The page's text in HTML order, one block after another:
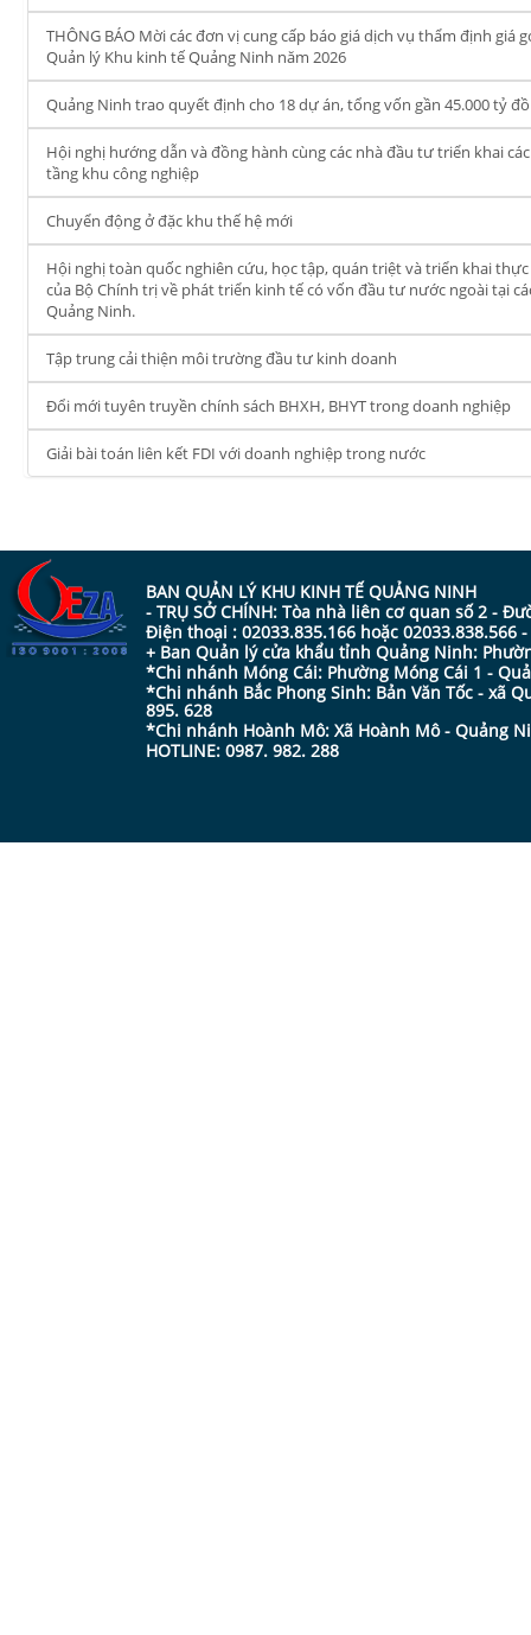
THÔNG BÁO Mời các đơn vị cung cấp báo giá dịch vụ thẩm định giá
Quản lý Khu kinh tế Quảng Ninh năm 2026
Quảng Ninh trao quyết định cho 18 dự án, tổng vốn gần 45.000 tỷ
Hội nghị hướng dẫn và đồng hành cùng các nhà đầu tư triển khai
tầng khu công nghiệp
Chuyển động ở đặc khu thế hệ mới
Hội nghị toàn quốc nghiên cứu, học tập, quán triệt và triển khai
của Bộ Chính trị về phát triển kinh tế có vốn đầu tư nước ngoài tại
Quảng Ninh.
Tập trung cải thiện môi trường đầu tư kinh doanh
Đổi mới tuyên truyền chính sách BHXH, BHYT trong doanh nghiệp
Giải bài toán liên kết FDI với doanh nghiệp trong nước
BAN QUẢN LÝ KHU KINH TẾ QUẢNG NINH
- TRỤ SỞ CHÍNH: Tòa nhà liên cơ quan số 2 -
Điện thoại : 02033.835.166 hoặc 02033.838.566
+ Ban Quản lý cửa khẩu tỉnh Quảng Ninh:
*Chi nhánh Móng Cái: Phường Móng Cái 1 -
*Chi nhánh Bắc Phong Sinh: Bản Văn Tốc - xã
895. 628
*Chi nhánh Hoành Mô: Xã Hoành Mô - Quảng
HOTLINE: 0987. 982. 288